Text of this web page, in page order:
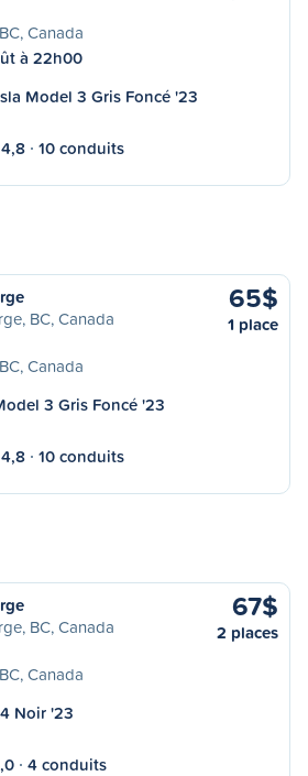
Canada
à 22h00
Model 3 Gris Foncé '23
4,8 10 conduits
BC, Canada
Canada
65$
1 place
3 Gris Foncé '23
4,8 10 conduits
BC, Canada
Canada
67$
2 places
Noir '23
4 conduits